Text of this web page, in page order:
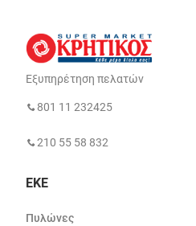
Εξυπηρέτηση πελατών
801 11 232425
210 55 58 832
ΕΚΕ
Πυλώνες